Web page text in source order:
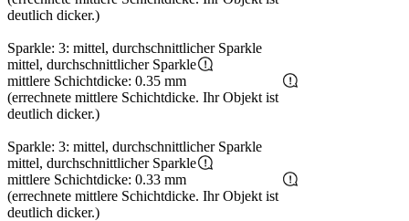
deutlich dicker.)
Sparkle: 3: mittel, durchschnittlicher Sparkle
mittel, durchschnittlicher Sparkle
mittlere Schichtdicke: 0.35 mm
(errechnete mittlere Schichtdicke. Ihr Objekt ist
deutlich dicker.)
Sparkle: 3: mittel, durchschnittlicher Sparkle
mittel, durchschnittlicher Sparkle
mittlere Schichtdicke: 0.33 mm
(errechnete mittlere Schichtdicke. Ihr Objekt ist
deutlich dicker.)